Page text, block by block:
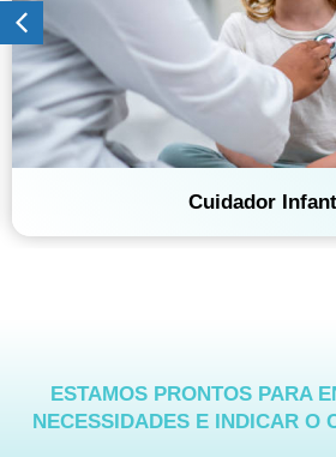
ESTAMOS PRONTOS PARA
NECESSIDADES E INDICAR O